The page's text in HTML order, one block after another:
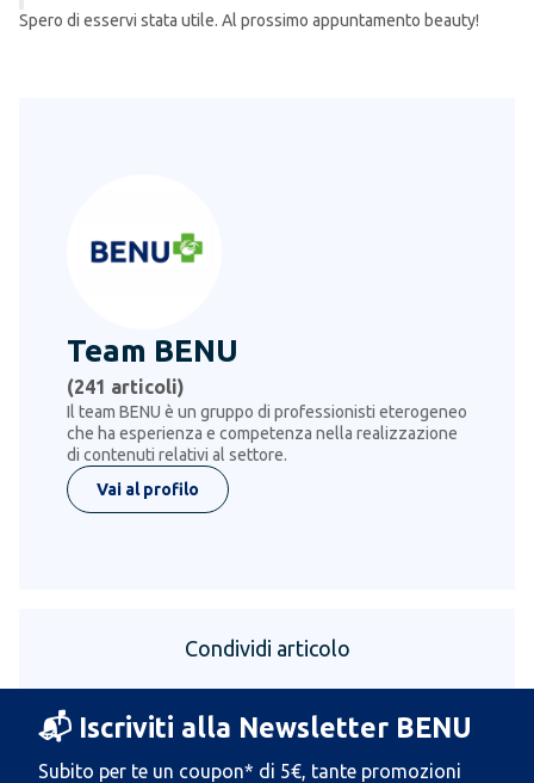
Spero di esservi stata utile. Al prossimo appuntamento beauty!
Team BENU
(241 articoli)
Il team BENU è un gruppo di professionisti eterogeneo
che ha esperienza e competenza nella realizzazione
di contenuti relativi al settore.
Vai al profilo
Condividi articolo
📬 Iscriviti alla Newsletter BENU
Subito per te un coupon* di 5€, tante promozioni